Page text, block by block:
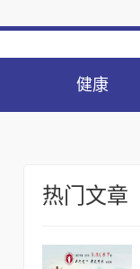
健康
热门文章